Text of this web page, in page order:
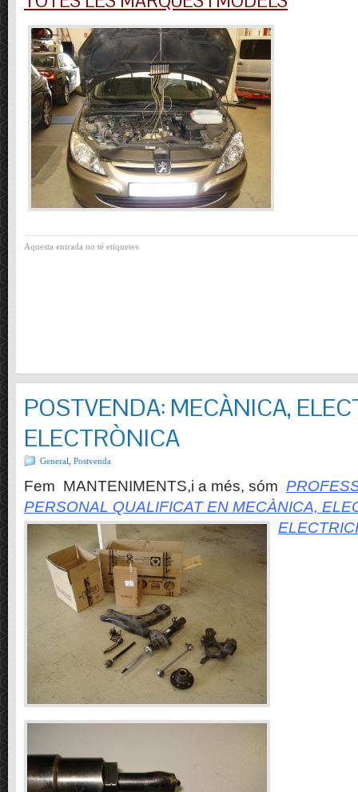
Aquesta entrada no té etiquetes
POSTVENDA: MECÀNICA,
ELECTRÒNICA
General Postvenda
Fem MANTENIMENTS,i a més, sóm
PERSONAL QUALIFICAT EN MECÀNICA,